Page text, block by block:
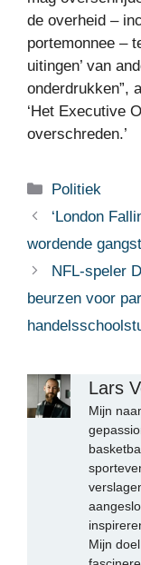
de overheid –
portemonnee –
uitingen’ van
onderdrukken”,
‘Het Executive
overschreden.’
Categorieën
Politiek
‘London
wordende
NFL-speler
beurzen voor
Lars
Mijn
Mijn